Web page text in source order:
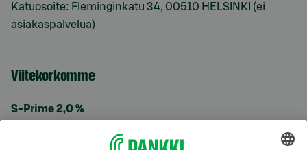
Katuosoite: Fleminginkatu 34, 00510 HELSINKI (ei
asiakaspalvelua)
Viitekorkomme
S-Prime 2,0 %